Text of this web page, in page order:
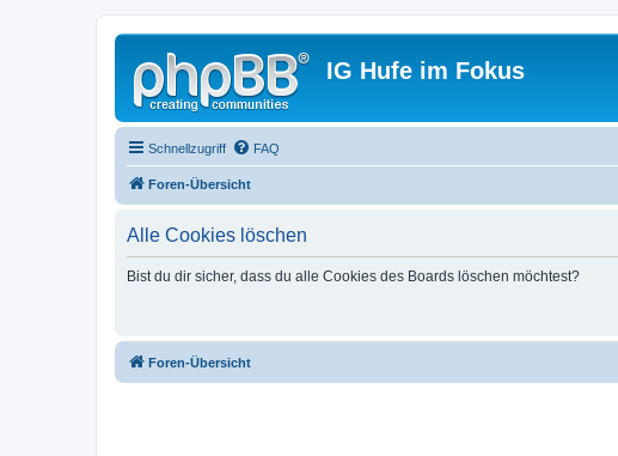
IG Hufe im Fokus
Schnellzugriff FAQ
Foren-Übersicht
Alle Cookies löschen
Bist du dir sicher, dass du alle Cookies des Boards löschen möchtest?
Foren-Übersicht